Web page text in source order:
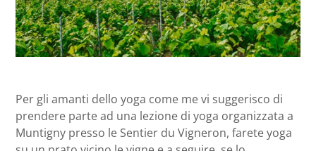
Per gli amanti dello yoga come me vi suggerisco di
prendere parte ad una lezione di yoga organizzata a
Muntigny presso le Sentier du Vigneron, farete yoga